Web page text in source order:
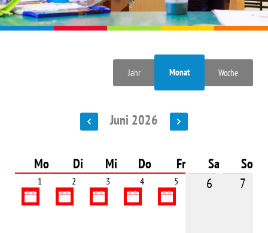
Jahr Monat Woche
Juni 2026
Mo Di Mi Do Fr Sa So
1 2 3 4 5 6 7